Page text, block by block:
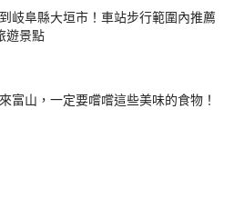
岐阜縣大垣市！車站步行範圍內推薦
遊景點
富山，一定要嚐嚐這些美味的食物！